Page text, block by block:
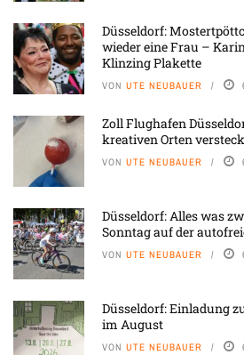
Düsseldorf:
wieder eine Frau –
Klinzing Plakette
VON UTE NEUBAUER
Zoll Flughafen
kreativen Orten
VON UTE NEUBAUER
Düsseldorf: Alles was
Sonntag auf der
VON UTE NEUBAUER
Düsseldorf: Einladung
im August
VON UTE NEUBAUER